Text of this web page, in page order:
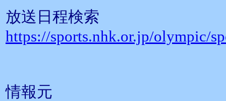
放送日程検索
https://sports.nhk.or.jp/olympic/
情報元